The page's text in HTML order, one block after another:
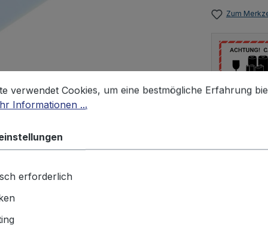
Zum
Cookies, um eine bestmögliche Erfahrung
verwendet Cookies, um eine bestmögliche Erfahrung
Informationen ...
erforderlich